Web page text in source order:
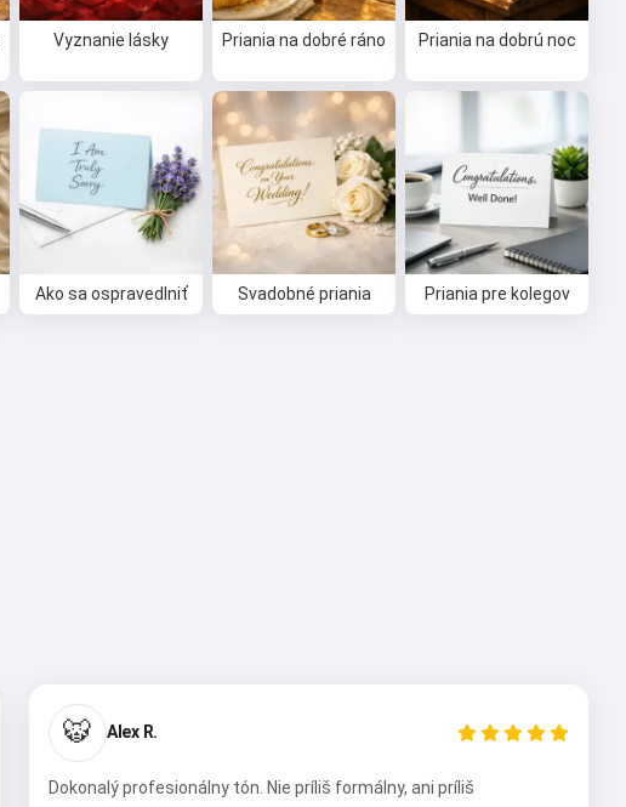
Vyznanie lásky Priania na dobré ráno Priania na dobrú noc
Ako sa ospravedlniť Svadobné priania Priania pre kolegov
🐯 Alex R.
Dokonalý profesionálny tón. Nie príliš formálny, ani príliš